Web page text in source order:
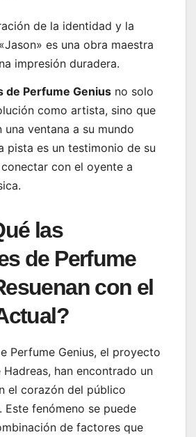
de la identidad y la
es una obra maestra
impresión duradera.
de Perfume Genius no solo
como artista, sino que
ventana a su mundo
pista es un testimonio de su
con el oyente a
las
de Perfume
con el
Perfume Genius, el proyecto
han encontrado un
el corazón del público
Este fenómeno se puede
de factores que